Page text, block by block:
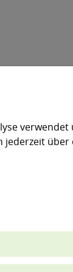
jederzeit